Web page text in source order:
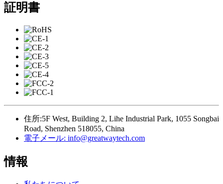
証明書
住所:5F West, Building 2, Lihe Industrial Park, 1055 Songbai
Road, Shenzhen 518055, China
電子メール: info@greatwaytech.com
情報